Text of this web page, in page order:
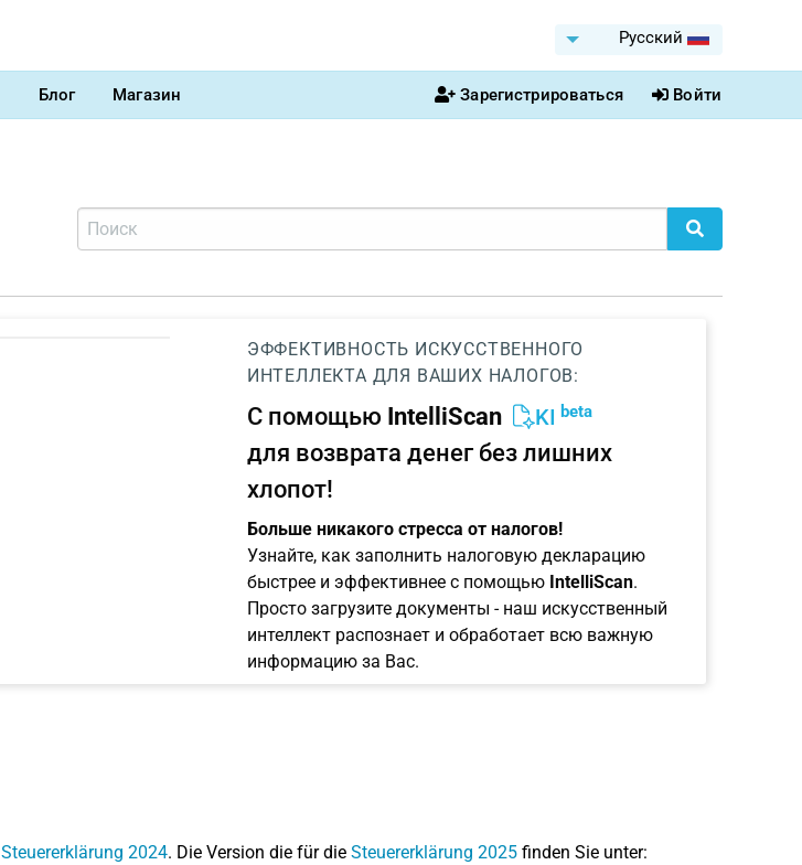
Pусский
Блог Магазин Зарегистрироваться Войти
ЭФФЕКТИВНОСТЬ ИСКУССТВЕННОГО
ИНТЕЛЛЕКТА ДЛЯ ВАШИХ НАЛОГОВ:
С помощью IntelliScan KI beta
для возврата денег без лишних
хлопот!
Больше никакого стресса от налогов!
Узнайте, как заполнить налоговую декларацию
быстрее и эффективнее с помощью IntelliScan.
Просто загрузите документы - наш искусственный
интеллект распознает и обработает всю важную
информацию за Вас.
Steuererklärung 2024. Die Version die für die Steuererklärung 2025finden Sie unter: